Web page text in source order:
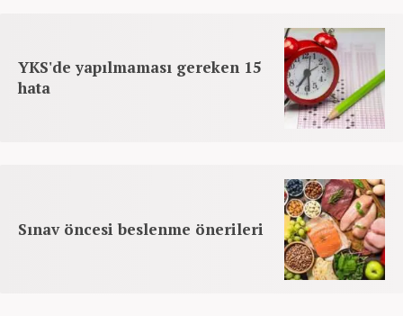
YKS'de yapılmaması gereken 15
hata
Sınav öncesi beslenme önerileri